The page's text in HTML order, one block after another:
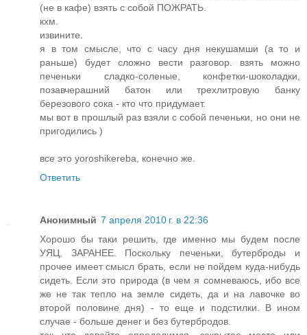
(не в кафе) взять с собой ПОЖРАТЬ.
кхм.
извините.
я в том смысле, что с часу дня некушамши (а то и
раньше) будет сложно вести разговор. взять можно
печеньки сладко-соленые, конфетки-шоколадки,
позавчерашний батон или трехлитровую банку
березового сока - кто что придумает.
мы вот в прошлый раз взяли с собой печеньки, но они не
пригодились )
все это yoroshikereba, конечно же.
Ответить
Анонимный 7 апреля 2010 г. в 22:36
Хорошо бы таки решить, где именно мы будем после
УЯЦ, ЗАРАНЕЕ. Поскольку печеньки, бутерброды и
прочее имеет смысл брать, если не пойдем куда-нибудь
сидеть. Если это природа (в чем я сомневаюсь, ибо все
же не так тепло на земле сидеть, да и на лавочке во
второй половине дня) - то еще и подстилки. В ином
случае - больше денег и без бутербродов.